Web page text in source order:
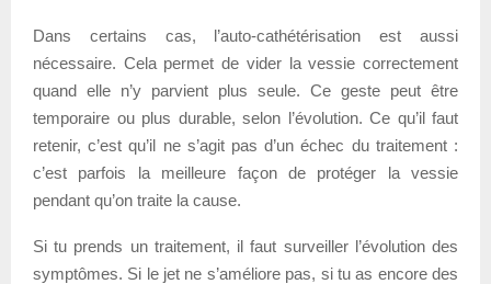
Dans certains cas, l’auto-cathétérisation est aussi
nécessaire. Cela permet de vider la vessie correctement
quand elle n’y parvient plus seule. Ce geste peut être
temporaire ou plus durable, selon l’évolution. Ce qu’il faut
retenir, c’est qu’il ne s’agit pas d’un échec du traitement :
c’est parfois la meilleure façon de protéger la vessie
pendant qu’on traite la cause.
Si tu prends un traitement, il faut surveiller l’évolution des
symptômes. Si le jet ne s’améliore pas, si tu as encore des